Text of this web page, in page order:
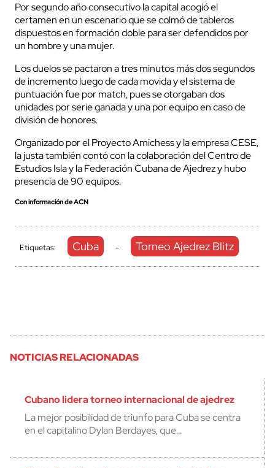
Por segundo año consecutivo la capital acogió el
certamen en un escenario que se colmó de tableros
dispuestos en formación doble para ser defendidos por
un hombre y una mujer.
Los duelos se pactaron a tres minutos más dos segundos
de incremento luego de cada movida y el sistema de
puntuación fue por match, pues se otorgaban dos
unidades por serie ganada y una por equipo en caso de
división de honores.
Organizado por el Proyecto Amichess y la empresa CESE,
la justa también contó con la colaboración del Centro de
Estudios Isla y la Federación Cubana de Ajedrez y hubo
presencia de 90 equipos.
Con información de ACN
Etiquetas: Cuba - Torneo Ajedrez Blitz
NOTICIAS RELACIONADAS
Cubano lidera torneo internacional de ajedrez
La mejor posibilidad de triunfo para Cuba se centra
en el capitalino Dylan Berdayes, que…